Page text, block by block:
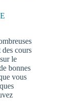
cours
le
bonnes
vous